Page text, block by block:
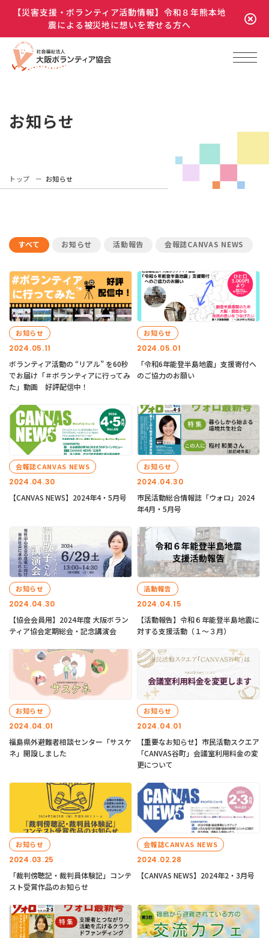
【災害支援・ボランティア活動情報】令和８年熊本地
震による被災地に想いを寄せる方へ
お知らせ
トップ お知らせ
すべて お知らせ 活動報告 会報誌CANVAS NEWS
2024.05.11
お知らせ
ボランティア活動の “リアル” を60秒
でお届け「＃ボランティアに行ってみ
た」動画 好評配信中！
2024.05.01
お知らせ
「令和6年能登半島地震」支援寄付へ
のご協力のお願い
2024.04.30
会報誌CANVAS NEWS
【CANVAS NEWS】2024年4・5月号
2024.04.30
お知らせ
市民活動総合情報誌「ウォロ」2024
年4月・5月号
2024.04.30
お知らせ
【協会会員用】2024年度 大阪ボラン
ティア協会定期総会・記念講演会
2024.04.15
活動報告
【活動報告】令和６年能登半島地震に
対する支援活動（１〜３月）
2024.04.01
お知らせ
福島県外避難者相談センター「サスケ
ネ」開設しました
2024.04.01
お知らせ
【重要なお知らせ】市民活動スクエア
「CANVAS谷町」会議室利用料金の変
更について
2024.03.25
お知らせ
「裁判傍聴記・裁判員体験記」コンテ
スト受賞作品のお知らせ
2024.02.28
会報誌CANVAS NEWS
【CANVAS NEWS】2024年2・3月号